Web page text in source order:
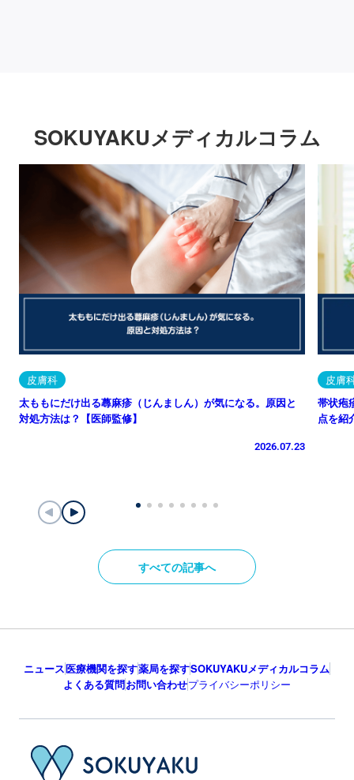
SOKUYAKUメディカルコラム
皮膚科
太ももにだけ出る蕁麻疹（じんましん）が気になる。原因と
対処方法は？【医師監修】
2026.07.23
皮膚
帯状疱
点を紹
すべての記事へ
ニュース医療機関を探す薬局を探すSOKUYAKUメディカルコラム
よくある質問お問い合わせプライバシーポリシー